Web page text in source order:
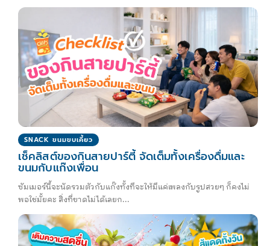
SNACK ขนมขบเคี้ยว
เช็คลิสต์ของกินสายปาร์ตี้ จัดเต็มทั้งเครื่องดื่มและ
ขนมกับแก๊งเพื่อน
ซัมเมอร์นี้จะนัดรวมตัวกับแก๊งทั้งทีจะให้มีแค่เพลงกับรูปสวยๆ ก็คงไม่
พอใช่มั้ยคะ สิ่งที่ขาดไม่ได้เลยก...